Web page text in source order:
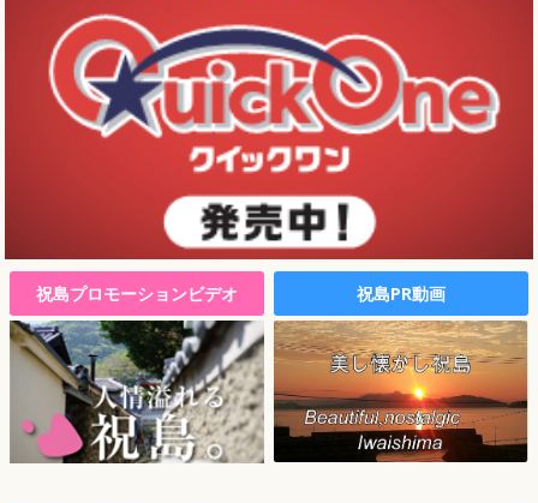
祝島プロモーションビデオ 祝島PR動画